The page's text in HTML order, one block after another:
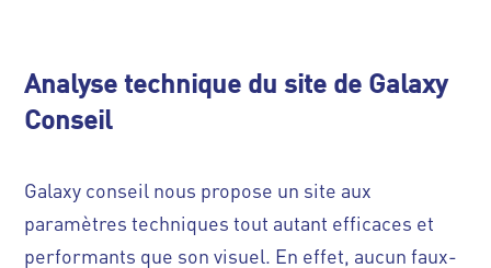
Analyse technique du site de Galaxy
Conseil
Galaxy conseil nous propose un site aux
paramètres techniques tout autant efficaces et
performants que son visuel. En effet, aucun faux-